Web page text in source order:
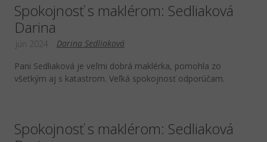
Spokojnosť s maklérom: Sedliaková
Darina
Darina Sedliaková
jún 2024
Pani Sedliaková je veľmi dobrá maklérka, pomohla zo
všetkým aj s katastrom. Veľká spokojnosť odporúčam.
Spokojnosť s maklérom: Sedliaková